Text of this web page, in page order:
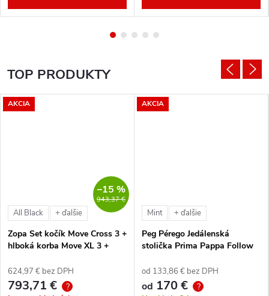
TOP PRODUKTY
AKCIA
943,37 €
–15 %
All Black + ďalšie
Zopa Set kočík Move Cross 3 +
hlboká korba Move XL 3 +
vlastného výberu + báza
624,97 € bez DPH
793,71 € ?
AKCIA
Mint + ďalšie
Peg Pérego Jedálenská
stolička Prima Pappa Follow
od 133,86 € bez DPH
od 170 € ?